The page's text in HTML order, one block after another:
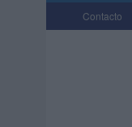
Contacto